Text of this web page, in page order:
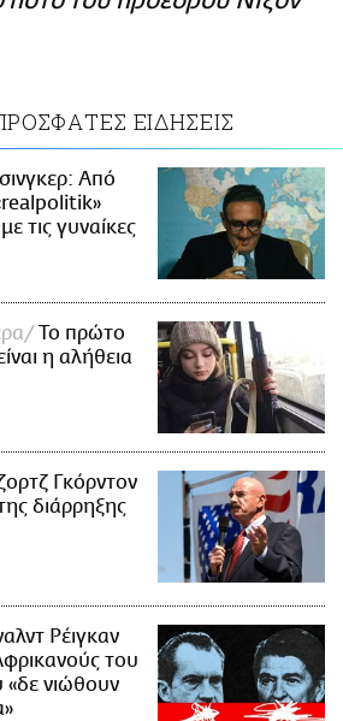
ΕΙΔΗΣΕΙΣ
Από
τις γυναίκες
Το πρώτο
η αλήθεια
Γκόρντον
διάρρηξης
Ρέιγκαν
του
νιώθουν